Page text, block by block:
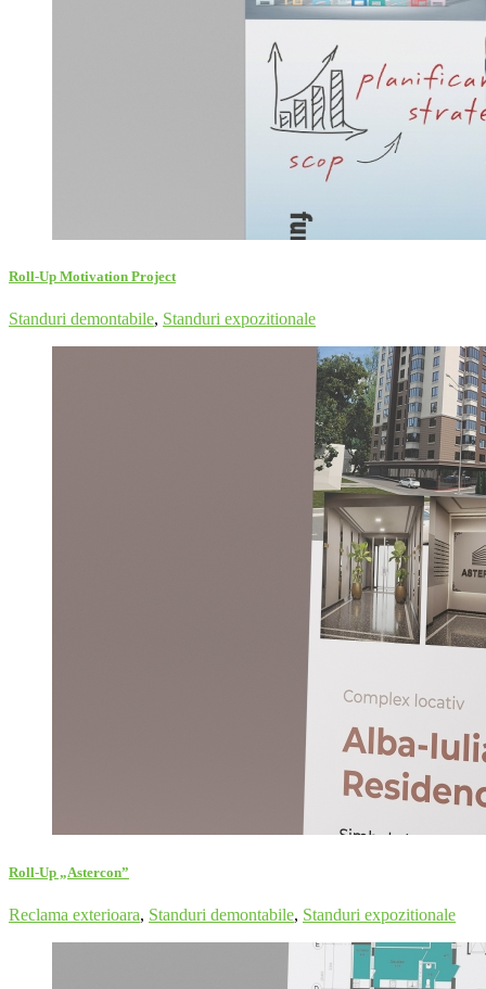
Roll-Up Motivation Project
Standuri demontabile, Standuri expozitionale
Roll-Up „Astercon”
Reclama exterioara, Standuri demontabile, Standuri expozitionale